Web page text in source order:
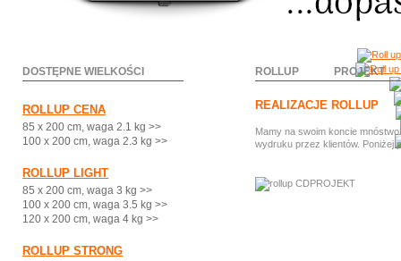
DOSTĘPNE WIELKOŚCI
ROLLUP CENA
85 x 200 cm, waga 2.1 kg >>
100 x 200 cm, waga 2.3 kg >>
ROLLUP LIGHT
85 x 200 cm, waga 3 kg >>
100 x 200 cm, waga 3.5 kg >>
120 x 200 cm, waga 4 kg >>
ROLLUP STRONG
ROLLUP PROJEKT
REALIZACJE ROLLUP
Mamy na swoim koncie
wydruku przez klientów. Poniżej